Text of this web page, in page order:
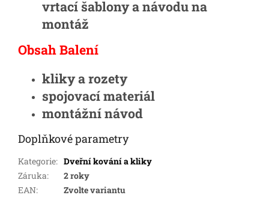
vrtací šablony a návodu na
montáž
Obsah Balení
kliky a rozety
spojovací materiál
montážní návod
Doplňkové parametry
Kategorie: Dveřní kování a kliky
Záruka:
2 roky
EAN:
Zvolte variantu